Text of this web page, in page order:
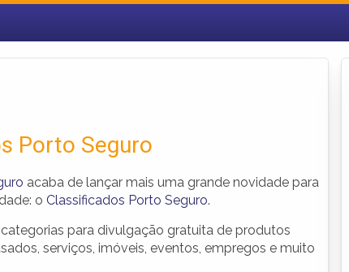
Porto Seguro
acaba de lançar mais uma grande novidade para
o Classificados Porto Seguro.
para divulgação gratuita de produtos
serviços, imóveis, eventos, empregos e muito